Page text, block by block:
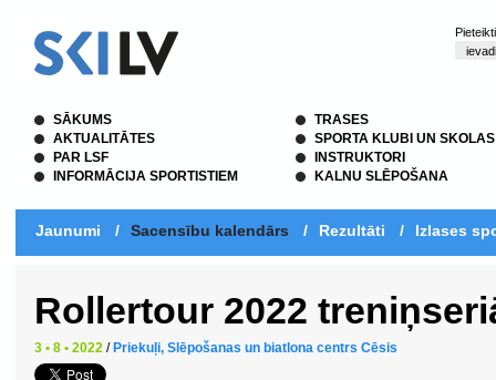
SĀKUMS
AKTUALITĀTES
PAR LSF
INFORMĀCIJA SPORTISTIEM
TRASES
SPORTA KLUBI UN SKOLAS
INSTRUKTORI
KALNU SLĒPOŠANA
Jaunumi / Sacensību kalendārs / Rezultāti / Izlases
Rollertour 2022
3 • 8 • 2022 / Priekuļi, Slēpošanas un biatlona centrs Cēsis